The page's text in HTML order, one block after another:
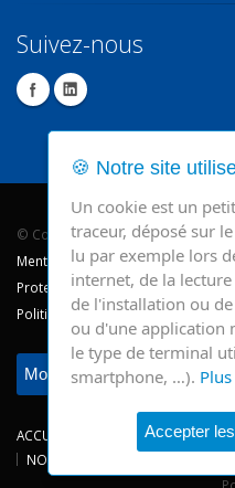
Suivez-nous
© Copyright 2026 - CHR Verviers.
Mentions légales
Protection des données
Politique de cookie
Modifier mes préférences
ACCUEIL CONSULTATIONS
NOS SITES
🍪 Notre site
Un cookie est un
traceur, déposé sur
lu par exemple lors
internet, de la
de l'installation ou
ou d'une application
le type de terminal
smartphone, …).
Accepter